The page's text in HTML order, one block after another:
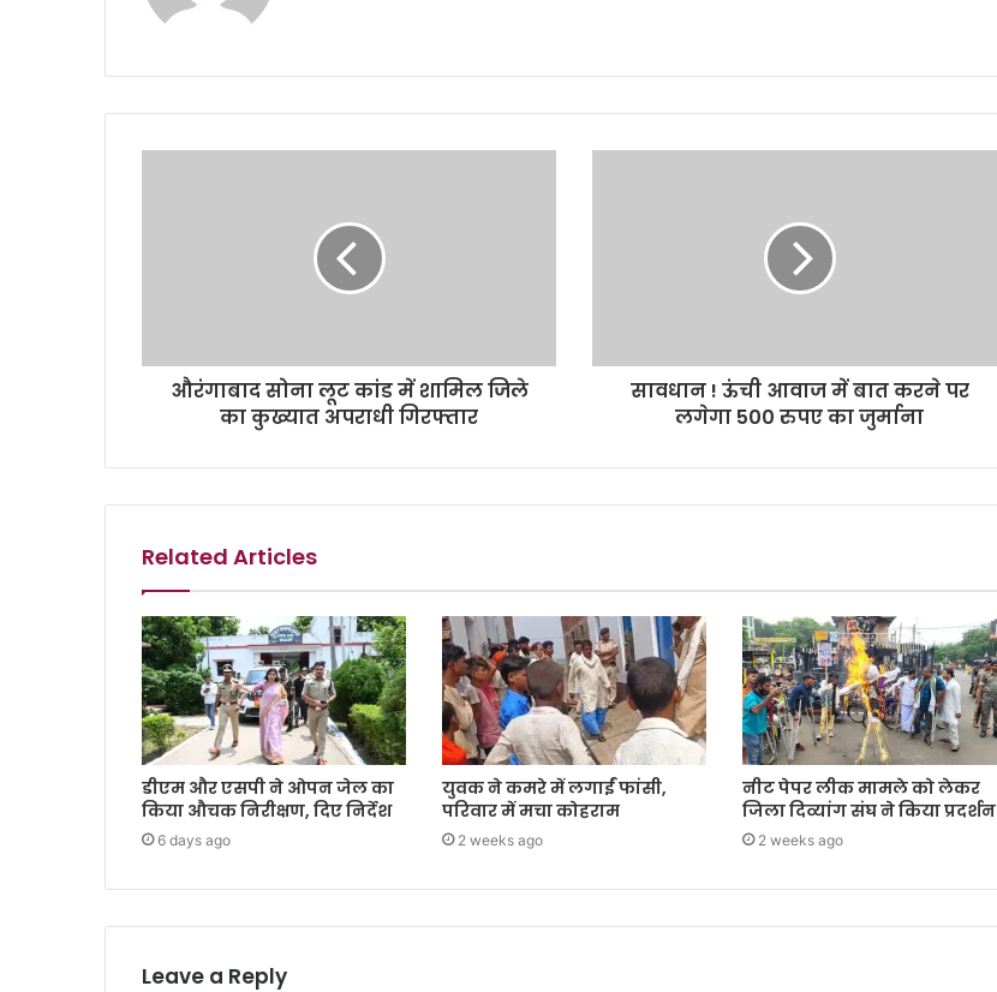
i
औरंगाबाद सोना लूट कांड में शामिल जिले
का कुख्यात अपराधी गिरफ्तार
सावधान ! ऊंची आवाज में बात करने पर
लगेगा 500 रुपए का जुर्माना
Related Articles
डीएम और एसपी ने ओपन जेल का
किया औचक निरीक्षण, दिए निर्देश
6 days ago
युवक ने कमरे में लगाईं फांसी,
परिवार में मचा कोहराम
2 weeks ago
नीट पेपर लीक मामले को लेकर
जिला दिव्यांग संघ ने किया प्रदर्शन
2 weeks ago
Leave a Reply